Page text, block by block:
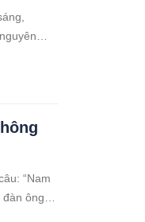
“Nam
đàn ông